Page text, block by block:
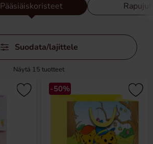
Pääsiäiskoristeet
Suodata/lajittele
Näytä 15 tuotteet
-50%